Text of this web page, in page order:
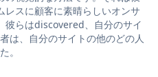
レスに顧客に素晴らしいオンサ
彼らはdiscovered、自分のサイ
は、自分のサイトの他のどの人
。